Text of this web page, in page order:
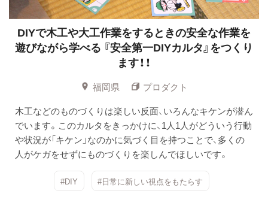
DIYで木工や大工作業をするときの安全な作業を
遊びながら学べる 『安全第一DIYカルタ』をつくり
ます！！
福岡県
プロダクト
木工などのものづくりは楽しい反面、いろんなキケンが潜ん
でいます。このカルタをきっかけに、1人1人がどういう行動
や状況が「キケン」なのかに気づく目を持つことで、多くの
人がケガをせずにものづくりを楽しんでほしいです。
#DIY #日常に新しい視点をもたらす